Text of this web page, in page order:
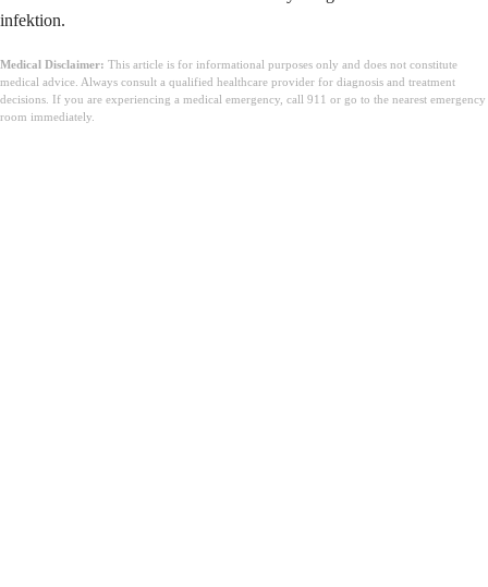
infektion.
Medical Disclaimer: This article is for informational purposes only and does not constitute
medical advice. Always consult a qualified healthcare provider for diagnosis and treatment
decisions. If you are experiencing a medical emergency, call 911 or go to the nearest emergency
room immediately.